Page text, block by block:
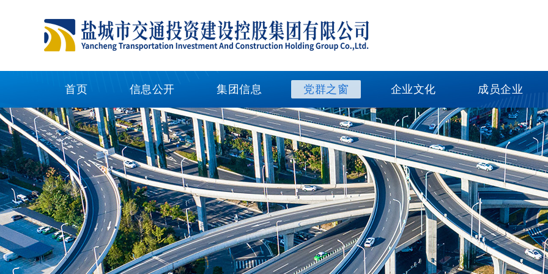
首页 信息公开 集团信息 党群之窗 企业文化 成员企业